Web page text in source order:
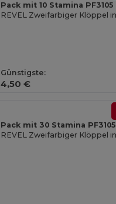
Pack mit 10 Stamina PF3105
Günstigste:
4,50 €
Pack mit 30 Stamina PF3105